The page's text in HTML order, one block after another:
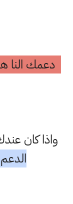
دعمك النا
واذا كان